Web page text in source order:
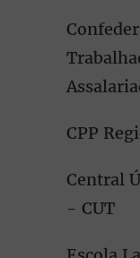
CPP
Central
- CUT